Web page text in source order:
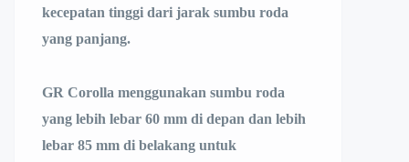
kecepatan tinggi dari jarak sumbu roda
yang panjang.
GR Corolla menggunakan sumbu roda
yang lebih lebar 60 mm di depan dan lebih
lebar 85 mm di belakang untuk